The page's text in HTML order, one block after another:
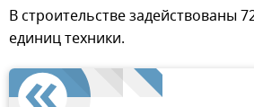
В строительстве задействованы
единиц техники.